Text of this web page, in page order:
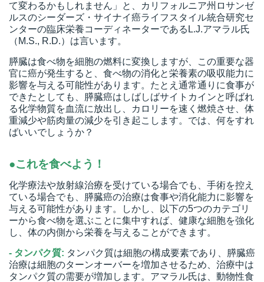
て変わるかもしれません」と、カリフォルニア州ロサンゼ
ルスのシーダーズ・サイナイ癌ライフスタイル統合研究セ
ンターの臨床栄養コーディネーターであるL.J.アマラル氏
（M.S., R.D.）は言います。
膵臓は食べ物を細胞の燃料に変換しますが、この重要な器
官に癌が発生すると、食べ物の消化と栄養素の吸収能力に
影響を与える可能性があります。たとえ通常通りに食事が
できたとしても、膵臓癌はしばしばサイトカインと呼ばれ
る化学物質を血流に放出し、カロリーを速く燃焼させ、体
重減少や筋肉量の減少を引き起こします。では、何をすれ
ばいいでしょうか？
●これを食べよう！
化学療法や放射線治療を受けている場合でも、手術を控え
ている場合でも、膵臓癌の治療は食事や消化能力に影響を
与える可能性があります。しかし、以下の5つのカテゴリ
ーから食べ物を選ぶことに集中すれば、健康な細胞を強化
し、体の内側から栄養を与えることができます。
- タンパク質: タンパク質は細胞の構成要素であり、膵臓癌
治療は細胞のターンオーバーを増加させるため、治療中は
タンパク質の需要が増加します。アマラル氏は、動物性食